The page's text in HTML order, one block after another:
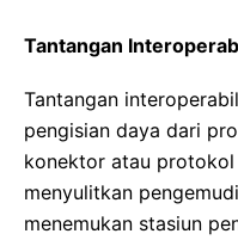
Tantangan
Tantangan
pengisian daya dari
konektor atau
menyulitkan
menemukan stasiun